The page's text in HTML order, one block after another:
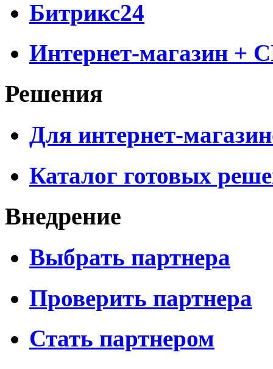
Битрикс24
Интернет-магазин +
Решения
Для интернет-
Каталог готовых
Внедрение
Выбрать партнера
Проверить партнера
Стать партнером